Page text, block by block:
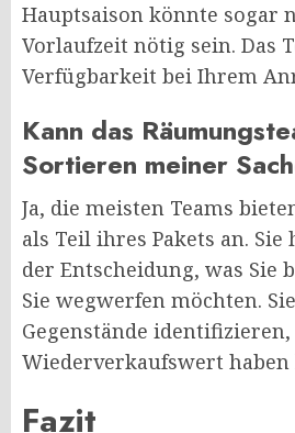
Hauptsaison könnte sogar
Vorlaufzeit nötig sein. Das
Verfügbarkeit bei Ihrem
Kann das
Sortieren meiner
Ja, die meisten Teams
als Teil ihres Pakets an.
der Entscheidung, was Sie
Sie wegwerfen möchten.
Gegenstände
Wiederverkaufswert haben
Fazit